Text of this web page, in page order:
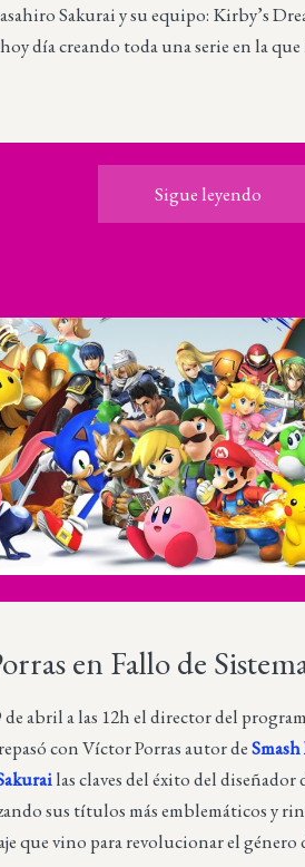
Sakurai y su equipo: Kirby’s
día creando toda una serie en la
Sigue leyendo
en Fallo de
abril a las 12h el director del
con Víctor Porras autor de
las claves del éxito del diseñador
sus títulos más emblemáticos y
que vino para revolucionar el género